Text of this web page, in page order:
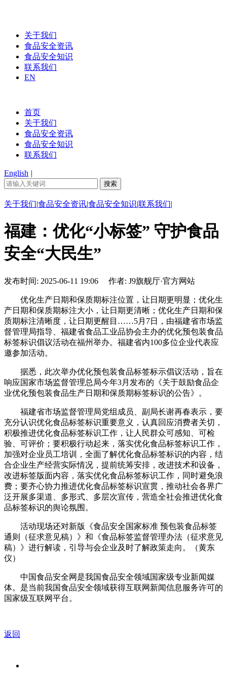
关于我们
食品安全资讯
食品安全知识
联系我们
EN
首页
关于我们
食品安全资讯
食品安全知识
联系我们
English |
关于我们|食品安全资讯|食品安全知识|联系我们|
福建：优化“小标签” 守护食品
安全“大民生”
发布时间: 2025-06-11 19:06 作者: J9旗舰厅·官方网站
优化生产日期和保质期标注位置，让日期更明显；优化生
产日期和保质期标注大小，让日期更清晰；优化生产日期和保
质期标注清晰度，让日期更醒目……5月7日，由福建省市场监
督管理局指导、福建省食品工业品协会主办的优化预包装食品
标签标识倡议活动在福州举办。福建省内100多位企业代表应
邀参加活动。
据悉，此次举办优化预包装食品标签标示倡议活动，旨在
响应国家市场监督管理总局今年3月发布的《关于鼓励食品企
业优化预包装食品生产日期和保质期标签标识的公告》。
福建省市场监督管理局党组成员、副局长谢再春表示，要
充分认识优化食品标签标识重要意义，认真回应消费者关切，
积极推进优化食品标签标识工作，让人民群众可感知、可检
验、可评价；要积极行动起来，落实优化食品标签标识工作，
加强对企业员工培训，全面了解优化食品标签标识的内容，结
合企业生产经营实际情况，提前统筹安排，改进技术和设备，
改进标签版面内容，落实优化食品标签标识工作，同时避免浪
费；要齐心协力推进优化食品标签标识宣贯，推动社会各界广
泛开展多渠道、多形式、多层次宣传，营造全社会推进优化食
品标签标识的舆论氛围。
活动现场还对新版《食品安全国家标准 预包装食品标签
通则（征求意见稿）》和《食品标签监督管理办法（征求意见
稿）》进行解读，引导与会企业及时了解政策走向。（黄东
仪）
中国食品安全网是我国食品安全领域国家级专业新闻媒
体。是当前我国食品安全领域获得互联网新闻信息服务许可的
国家级互联网平台。
返回